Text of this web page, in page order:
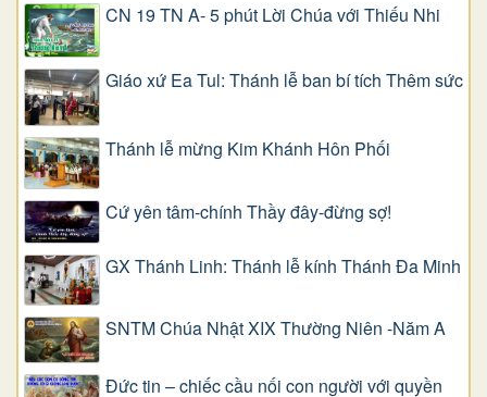
CN 19 TN A- 5 phút Lời Chúa với Thiếu Nhi
Giáo xứ Ea Tul: Thánh lễ ban bí tích Thêm sức
Thánh lễ mừng Kim Khánh Hôn Phối
Cứ yên tâm-chính Thầy đây-đừng sợ!
GX Thánh Linh: Thánh lễ kính Thánh Đa Minh
SNTM Chúa Nhật XIX Thường Niên -Năm A
Đức tin – chiếc cầu nối con người với quyền